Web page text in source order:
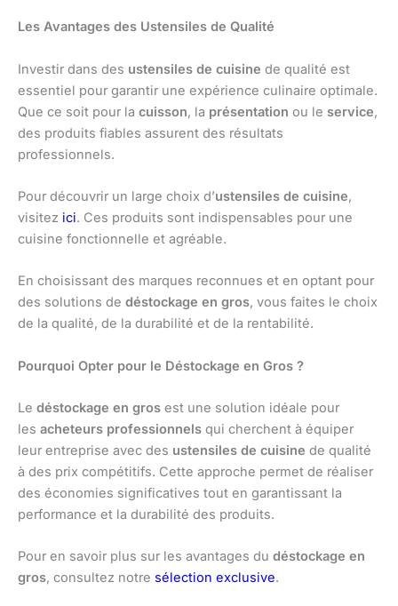
Les Avantages des Ustensiles de Qualité
Investir dans des ustensiles de cuisine de qualité est
essentiel pour garantir une expérience culinaire optimale.
Que ce soit pour la cuisson, la présentation ou le service,
des produits fiables assurent des résultats
professionnels.
Pour découvrir un large choix d’ustensiles de cuisine,
visitez ici. Ces produits sont indispensables pour une
cuisine fonctionnelle et agréable.
En choisissant des marques reconnues et en optant pour
des solutions de déstockage en gros, vous faites le choix
de la qualité, de la durabilité et de la rentabilité.
Pourquoi Opter pour le Déstockage en Gros ?
Le déstockage en gros est une solution idéale pour
les acheteurs professionnels qui cherchent à équiper
leur entreprise avec des ustensiles de cuisine de qualité
à des prix compétitifs. Cette approche permet de réaliser
des économies significatives tout en garantissant la
performance et la durabilité des produits.
Pour en savoir plus sur les avantages du déstockage en
gros, consultez notre sélection exclusive.